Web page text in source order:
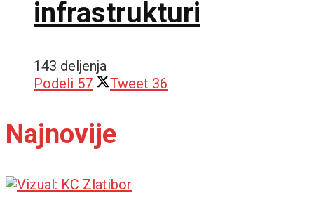
infrastrukturi
143 deljenja
Podeli 57 Tweet 36
Najnovije